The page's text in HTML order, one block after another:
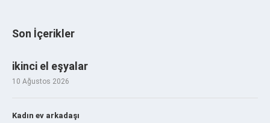
Son İçerikler
ikinci el eşyalar
10 Ağustos 2026
Kadın ev arkadaşı